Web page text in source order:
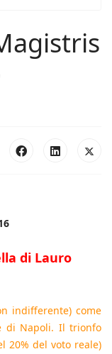
di Lauro
indifferente) come
di Napoli. Il trionfo
20% del voto reale)